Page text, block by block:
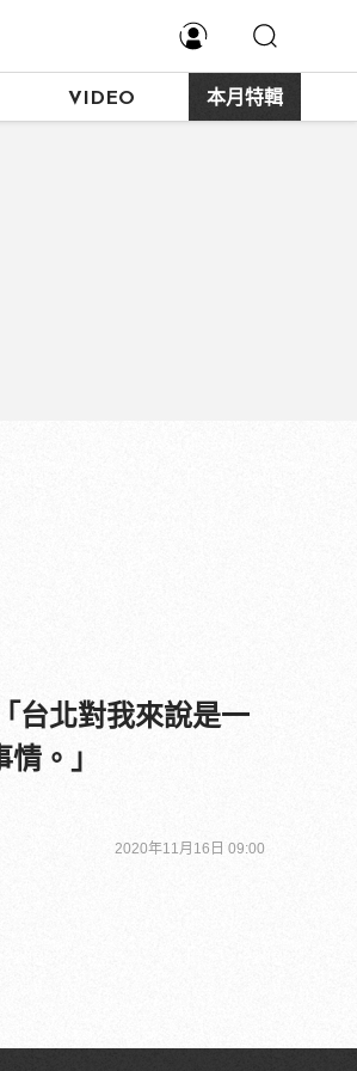
VIDEO 本月特輯
台北對我來說是一
。」
2020年11月16日 09:00